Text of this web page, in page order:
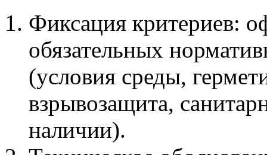
Фиксация критериев:
обязательных
(условия среды,
взрывозащита,
наличии).